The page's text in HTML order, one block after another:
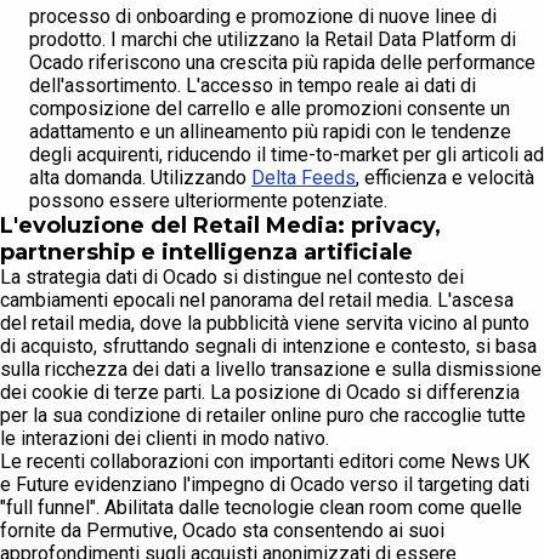
processo di onboarding e promozione di nuove linee di
prodotto. I marchi che utilizzano la Retail Data Platform di
Ocado riferiscono una crescita più rapida delle performance
dell'assortimento. L'accesso in tempo reale ai dati di
composizione del carrello e alle promozioni consente un
adattamento e un allineamento più rapidi con le tendenze
degli acquirenti, riducendo il time-to-market per gli articoli ad
alta domanda. Utilizzando Delta Feeds, efficienza e velocità
possono essere ulteriormente potenziate.
L'evoluzione del Retail Media: privacy,
partnership e intelligenza artificiale
La strategia dati di Ocado si distingue nel contesto dei
cambiamenti epocali nel panorama del retail media. L'ascesa
del retail media, dove la pubblicità viene servita vicino al punto
di acquisto, sfruttando segnali di intenzione e contesto, si basa
sulla ricchezza dei dati a livello transazione e sulla dismissione
dei cookie di terze parti. La posizione di Ocado si differenzia
per la sua condizione di retailer online puro che raccoglie tutte
le interazioni dei clienti in modo nativo.
Le recenti collaborazioni con importanti editori come News UK
e Future evidenziano l'impegno di Ocado verso il targeting dati
"full funnel". Abilitata dalle tecnologie clean room come quelle
fornite da Permutive, Ocado sta consentendo ai suoi
approfondimenti sugli acquisti anonimizzati di essere